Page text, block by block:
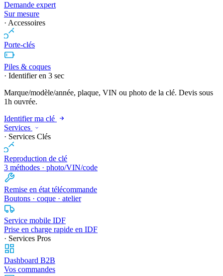
Demande expert
Sur mesure
· Accessoires
Porte-clés
Piles & coques
· Identifier en 3 sec
Marque/modèle/année, plaque, VIN ou photo de la clé. Devis sous
1h ouvrée.
Identifier ma clé
Services
· Services Clés
Reproduction de clé
3 méthodes · photo/VIN/code
Remise en état télécommande
Boutons · coque · atelier
Service mobile IDF
Prise en charge rapide en IDF
· Services Pros
Dashboard B2B
Vos commandes